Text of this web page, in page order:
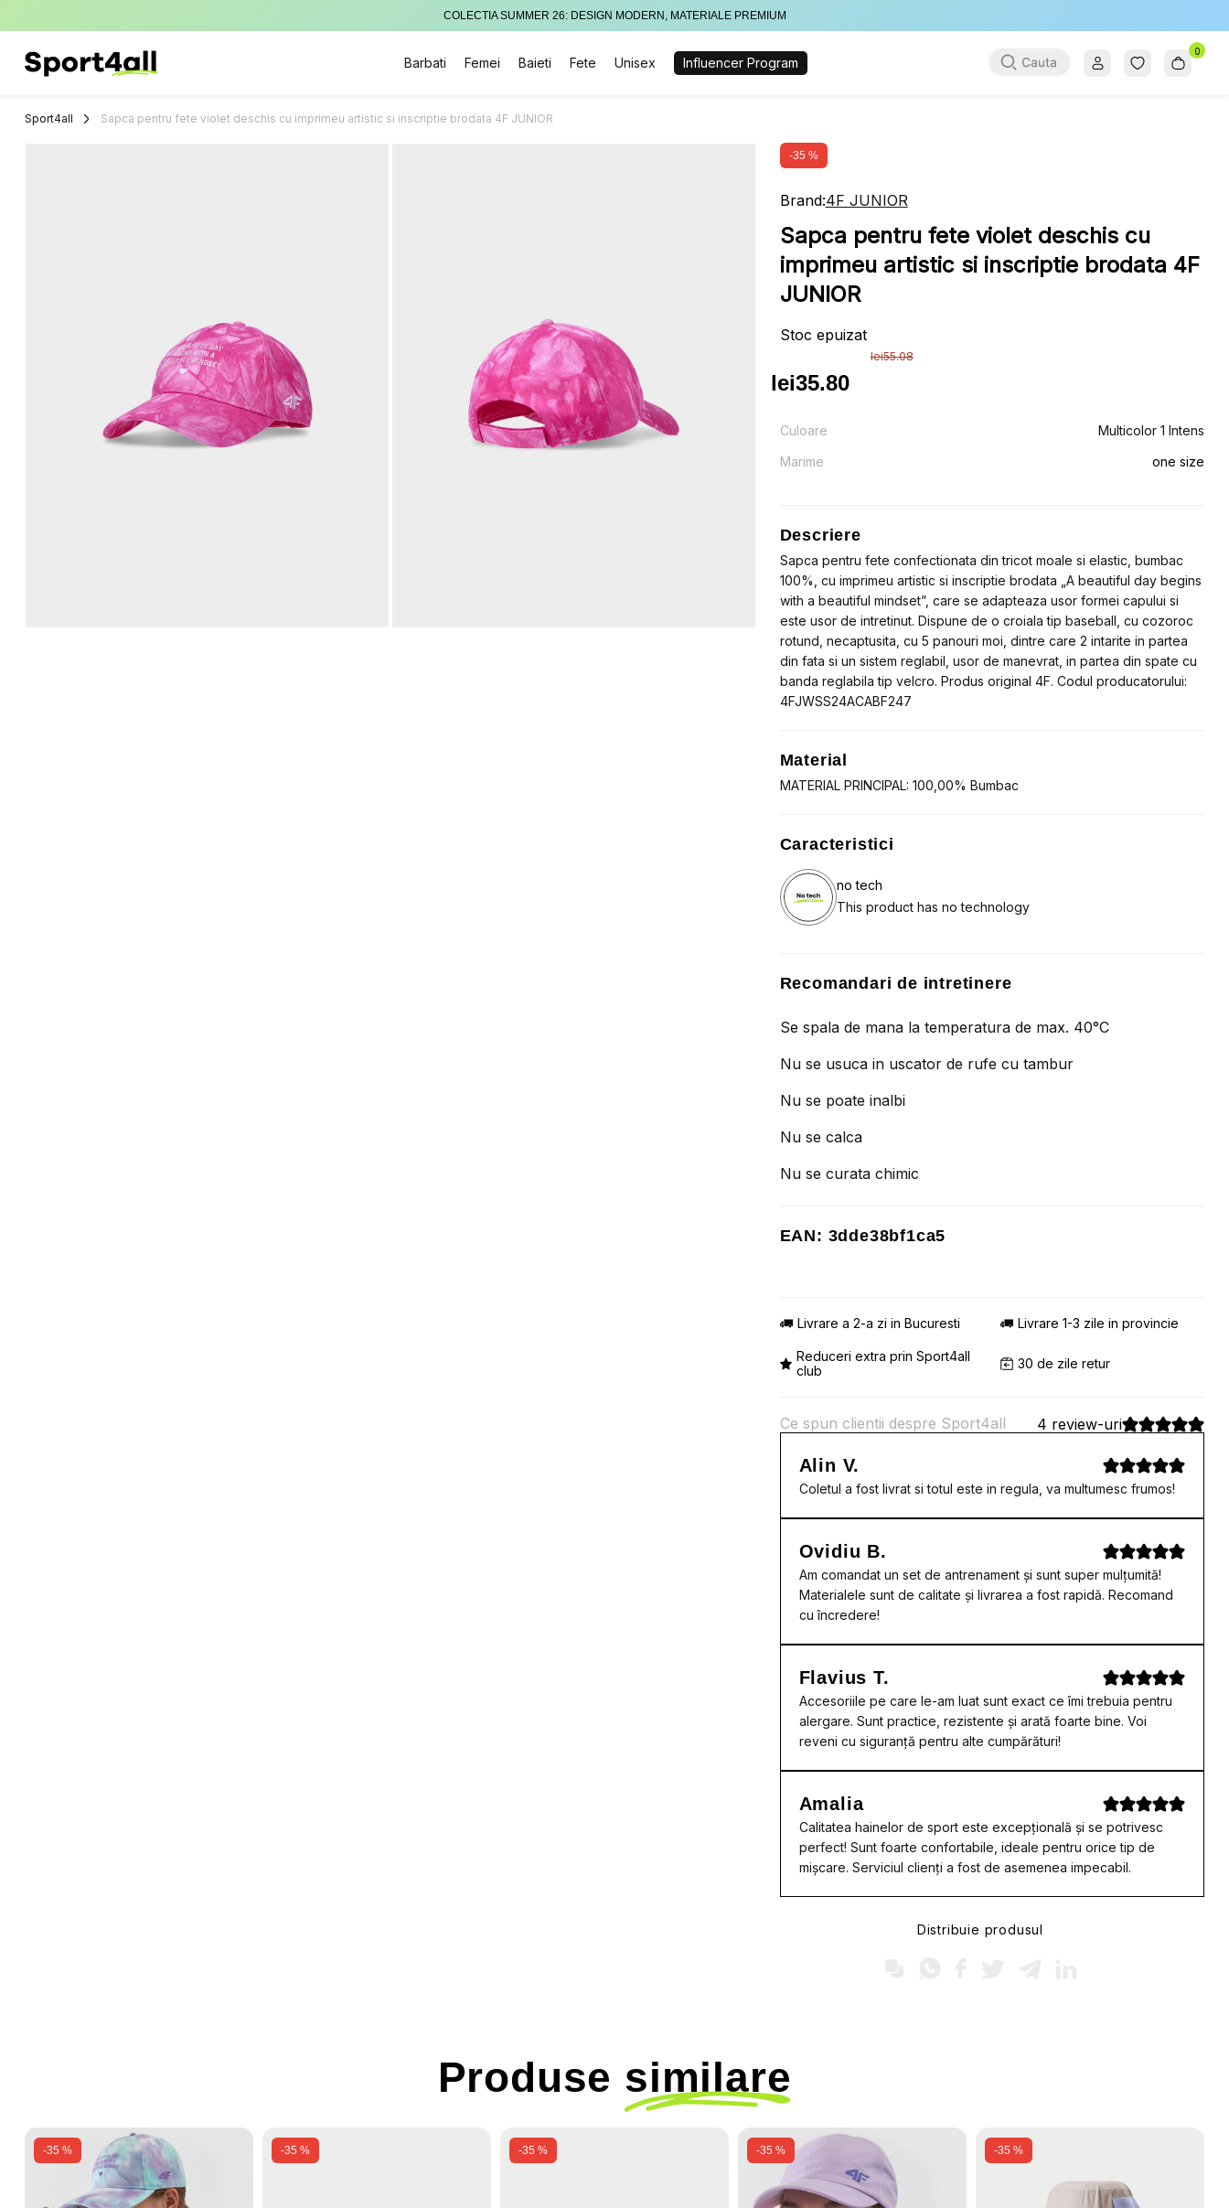
COLECTIA SUMMER 26: DESIGN MODERN, MATERIALE PREMIUM
Sport
Barbati Femei Baieti Fete Unisex Influencer Program
0
Sport4all Sapca pentru fete violet deschis cu imprimeu artistic si inscriptie brodata 4F JUNIOR
-35 %
Brand:4F JUNIOR
Sapca pentru fete violet deschis cu
imprimeu artistic si inscriptie brodata 4F
JUNIOR
lei55.08
Prețul
inițial
a
lei35.80
Prețul
curent
este:
Culoare
Multicolor 1 Intens
Marime
one size
Stoc epuizat
Descriere
Sapca pentru fete confectionata din tricot moale si elastic, bumbac
100%, cu imprimeu artistic si inscriptie brodata „A beautiful day begins
with a beautiful mindset”, care se adapteaza usor formei capului si
este usor de intretinut. Dispune de o croiala tip baseball, cu cozoroc
rotund, necaptusita, cu 5 panouri moi, dintre care 2 intarite in partea
din fata si un sistem reglabil, usor de manevrat, in partea din spate cu
banda reglabila tip velcro. Produs original 4F. Codul producatorului:
4FJWSS24ACABF247
Material
MATERIAL PRINCIPAL: 100,00% Bumbac
Caracteristici
no tech
This product has no technology
Recomandari de intretinere
Se spala de mana la temperatura de max. 40°C
Nu se usuca in uscator de rufe cu tambur
Nu se poate inalbi
Nu se calca
Nu se curata chimic
EAN: 3dde38bf1ca5
Livrare a 2-a zi in Bucuresti Livrare 1-3 zile in provincie
Reduceri extra prin Sport4all
club
30 de zile retur
Ce spun clientii despre Sport4all 4 review-uri
Alin V.
Coletul a fost livrat si totul este in regula, va multumesc frumos!
Ovidiu B.
Am comandat un set de antrenament și sunt super mulțumită!
Materialele sunt de calitate și livrarea a fost rapidă. Recomand
cu încredere!
Flavius T.
Accesoriile pe care le-am luat sunt exact ce îmi trebuia pentru
alergare. Sunt practice, rezistente și arată foarte bine. Voi
reveni cu siguranță pentru alte cumpărături!
Amalia
Calitatea hainelor de sport este excepțională și se potrivesc
perfect! Sunt foarte confortabile, ideale pentru orice tip de
mișcare. Serviciul clienți a fost de asemenea impecabil.
Distribuie produsul
Produse similare
-35 % -35 % -35 % -35 % -35 %